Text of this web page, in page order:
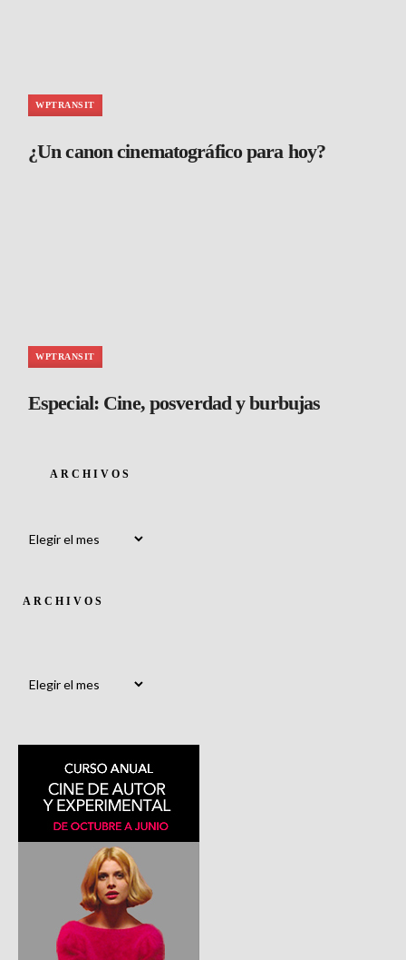
WPTRANSIT
¿Un canon cinematográfico para hoy?
WPTRANSIT
Especial: Cine, posverdad y burbujas
ARCHIVOS
ARCHIVOS